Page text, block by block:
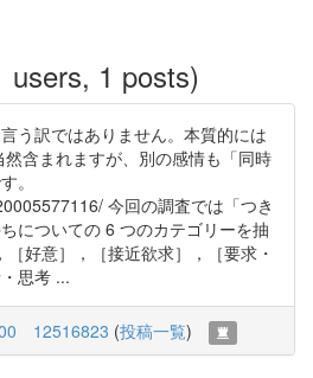
users, 1 posts)
う訳ではありません。本質的には
然含まれますが、別の感情も「同時
。
今回の調査では「つき
についての 6 つのカテゴリーを抽
好意］，［接近欲求］，［要求・
思考 ...
12516823 (投稿一覧)